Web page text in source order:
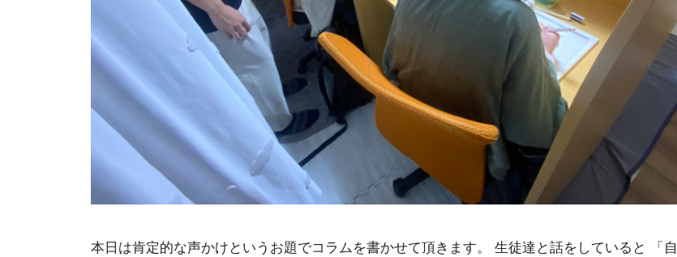
本日は肯定的な声かけというお題でコラムを書かせて頂きます。 生徒達と話をしていると 「自